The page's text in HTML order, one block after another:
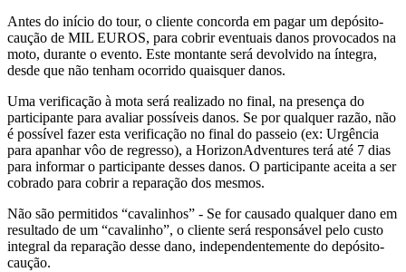
Antes do início do tour, o cliente concorda em pagar um depósito-
caução de MIL EUROS, para cobrir eventuais danos provocados na
moto, durante o evento. Este montante será devolvido na íntegra,
desde que não tenham ocorrido quaisquer danos.
Uma verificação à mota será realizado no final, na presença do
participante para avaliar possíveis danos. Se por qualquer razão, não
é possível fazer esta verificação no final do passeio (ex: Urgência
para apanhar vôo de regresso), a HorizonAdventures terá até 7 dias
para informar o participante desses danos. O participante aceita a ser
cobrado para cobrir a reparação dos mesmos.
Não são permitidos “cavalinhos” - Se for causado qualquer dano em
resultado de um “cavalinho”, o cliente será responsável pelo custo
integral da reparação desse dano, independentemente do depósito-
caução.